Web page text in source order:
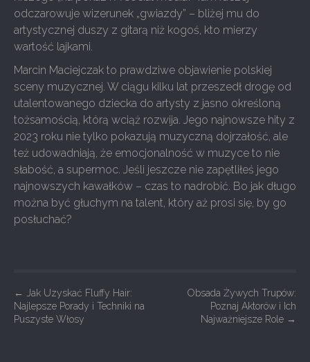
odczarowuje wizerunek „gwiazdy” – bliżej mu do
artystycznej duszy z gitarą niż kogoś, kto mierzy
wartość lajkami.
Marcin Maciejczak to prawdziwe objawienie polskiej
sceny muzycznej. W ciągu kilku lat przeszedł drogę od
utalentowanego dziecka do artysty z jasno określoną
tożsamością, którą wciąż rozwija. Jego najnowsze hity z
2023 roku nie tylko pokazują muzyczną dojrzałość, ale
też udowadniają, że emocjonalność w muzyce to nie
słabość, a supermoc. Jeśli jeszcze nie zapętliłeś jego
najnowszych kawałków – czas to nadrobić. Bo jak długo
można być głuchym na talent, który aż prosi się, by go
posłuchać?
P
o
←
Jak Uzyskać Fluffy Hair:
Najlepsze Porady i Techniki na
Puszyste Włosy
Obsada Żywych Trupów:
Poznaj Aktorów i Ich
Najważniejsze Role →